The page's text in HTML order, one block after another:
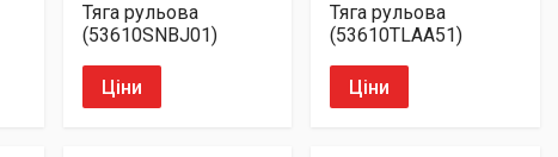
Тяга рульова
(53610SNBJ01)
Ціни
Тяга рульова
(53610TLAA51)
Ціни